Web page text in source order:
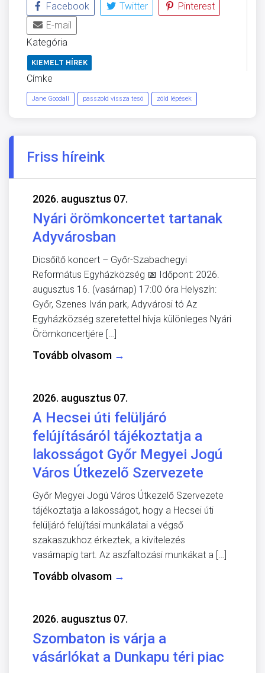
Facebook Twitter
Pinterest
E-mail
Kategória
KIEMELT HÍREK
Címke
Jane Goodall passzold vissza tesó zöld lépések
Friss híreink
2026. augusztus 07.
Nyári örömkoncertet tartanak
Adyvárosban
Dicsőítő koncert – Győr-Szabadhegyi
Református Egyházközség 📅 Időpont: 2026.
augusztus 16. (vasárnap) 17:00 óra Helyszín:
Győr, Szenes Iván park, Adyvárosi tó Az
Egyházközség szeretettel hívja különleges Nyári
Örömkoncertjére […]
Tovább olvasom →
2026. augusztus 07.
A Hecsei úti felüljáró
felújításáról tájékoztatja a
lakosságot Győr Megyei Jogú
Város Útkezelő Szervezete
Győr Megyei Jogú Város Útkezelő Szervezete
tájékoztatja a lakosságot, hogy a Hecsei úti
felüljáró felújítási munkálatai a végső
szakaszukhoz érkeztek, a kivitelezés
vasárnapig tart. Az aszfaltozási munkákat a […]
Tovább olvasom →
2026. augusztus 07.
Szombaton is várja a
vásárlókat a Dunkapu téri piac